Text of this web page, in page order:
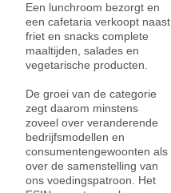
Een lunchroom bezorgt en
een cafetaria verkoopt naast
friet en snacks complete
maaltijden, salades en
vegetarische producten.
De groei van de categorie
zegt daarom minstens
zoveel over veranderende
bedrijfsmodellen en
consumentengewoonten als
over de samenstelling van
ons voedingspatroon. Het